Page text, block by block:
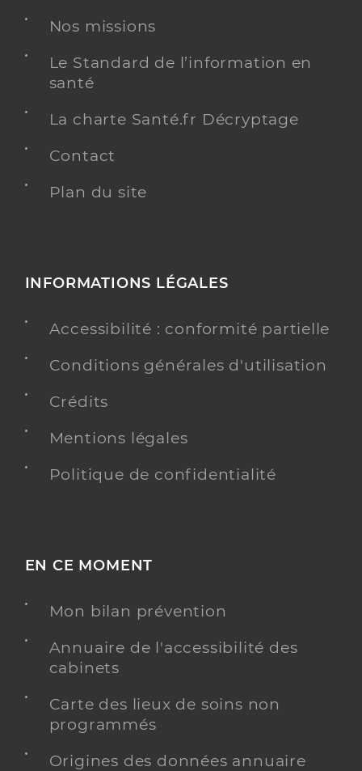
Nos missions
Le Standard de l’information en
santé
La charte Santé.fr Décryptage
Contact
Plan du site
INFORMATIONS LÉGALES
Accessibilité : conformité partielle
Conditions générales d'utilisation
Crédits
Mentions légales
Politique de confidentialité
EN CE MOMENT
Mon bilan prévention
Annuaire de l'accessibilité des
cabinets
Carte des lieux de soins non
programmés
Origines des données annuaire